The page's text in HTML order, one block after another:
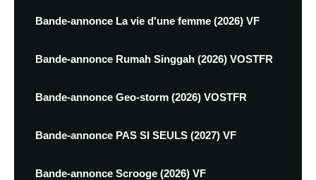
Bande-annonce La vie d'une femme (2026) VF
Bande-annonce Rumah Singgah (2026) VOSTFR
Bande-annonce Geo-storm (2026) VOSTFR
Bande-annonce PAS SI SEULS (2027) VF
Bande-annonce Scrooge (2026) VF